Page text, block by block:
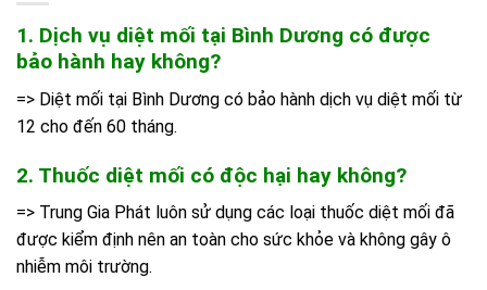
1. Dịch vụ diệt mối tại Bình Dương có được
bảo hành hay không?
=> Diệt mối tại Bình Dương có bảo hành dịch vụ diệt mối từ
12 cho đến 60 tháng.
2. Thuốc diệt mối có độc hại hay không?
=> Trung Gia Phát luôn sử dụng các loại thuốc diệt mối đã
được kiểm định nên an toàn cho sức khỏe và không gây ô
nhiễm môi trường.